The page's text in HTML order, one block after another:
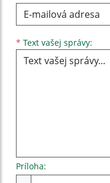
* Text vašej správy:
Príloha: